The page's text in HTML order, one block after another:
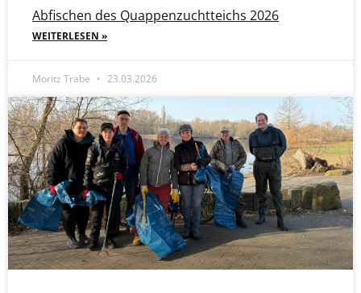
Abfischen des Quappenzuchtteichs 2026
WEITERLESEN »
Moritz Trabe 23.03.2026